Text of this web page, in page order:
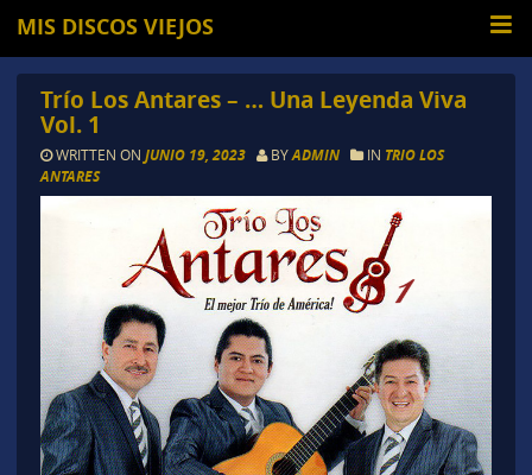
MIS DISCOS VIEJOS
Trío Los Antares – … Una Leyenda Viva
Vol. 1
WRITTEN ON JUNIO 19, 2023 BYADMIN IN TRIO LOS
ANTARES